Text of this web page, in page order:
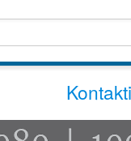
Kontakti